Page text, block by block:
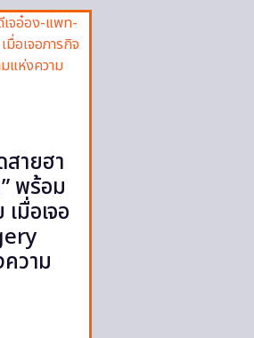
สายฮา
พร้อม
มื่อเจอ
วาม